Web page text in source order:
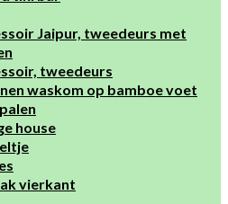
Jaipur, tweedeurs met
tweedeurs
waskom op bamboe voet
house
vierkant